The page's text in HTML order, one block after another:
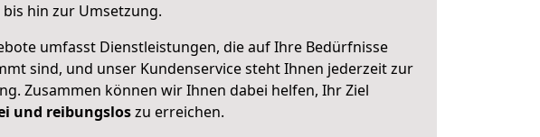
bis hin zur Umsetzung.
umfasst Dienstleistungen, die auf Ihre Bedürfnisse
sind, und unser Kundenservice steht Ihnen jederzeit zur
Zusammen können wir Ihnen dabei helfen, Ihr Ziel
und reibungsloszu erreichen.